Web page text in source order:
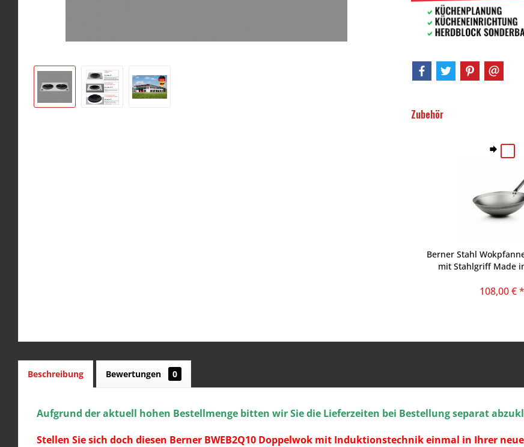
Zubehör
Berner Stahl
mit Stahlgriff Made
108,00 € *
Beschreibung Bewertungen 0
Aufgrund der aktuell hohen Bestellmenge bitten wir Sie die Lieferzeiten bei Bestellung separat
Stellen Sie sich doch diesen Berner BWEB2Q10 Doppelwok mit Induktionstechnik einmal in Ihrer